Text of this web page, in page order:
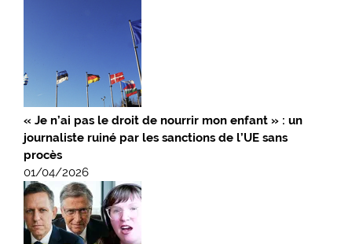
« Je n’ai pas le droit de nourrir mon enfant » : un
journaliste ruiné par les sanctions de l’UE sans
procès
01/04/2026